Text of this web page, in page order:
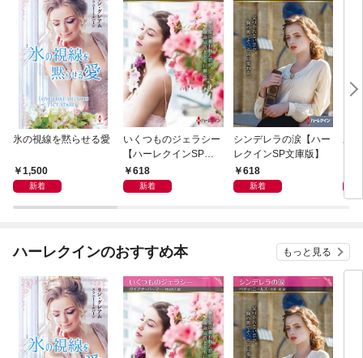
氷の視線を黙らせる愛
1,500
新着
いくつものジェラシー
【ハーレクインSP文
庫版】
618
新着
シンデレラの涙【ハー
レクインSP文庫版】
618
新着
あ
レ
ク
ハーレクインのおすすめ本 もっと見る